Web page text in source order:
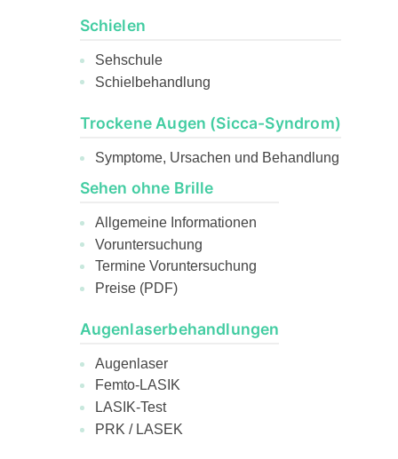
Schielen
Sehschule
Schielbehandlung
Trockene Augen (Sicca-Syndrom)
Symptome, Ursachen und Behandlung
Sehen ohne Brille
Allgemeine Informationen
Voruntersuchung
Termine Voruntersuchung
Preise (PDF)
Augenlaserbehandlungen
Augenlaser
Femto-LASIK
LASIK-Test
PRK / LASEK